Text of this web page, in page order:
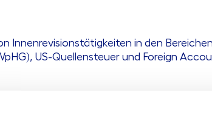
Innenrevisionstätigkeiten in den
US-Quellensteuer und Foreign